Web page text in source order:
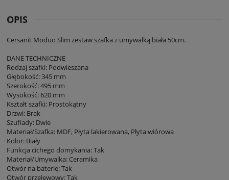
OPIS
Cersanit Moduo Slim zestaw szafka z umywalką biała 50cm.
DANE TECHNICZNE
Rodzaj szafki: Podwieszana
Głębokość: 345 mm
Szerokość: 495 mm
Wysokość: 620 mm
Kształt szafki: Prostokątny
Drzwi: Brak
Szuflady: Dwie
Materiał/Szafka: MDF, Płyta lakierowana, Płyta wiórowa
Kolor: Biały
Funkcja cichego domykania: Tak
Materiał/Umywalka: Ceramika
Otwór na baterię: Tak
Otwór przelewowy: Tak